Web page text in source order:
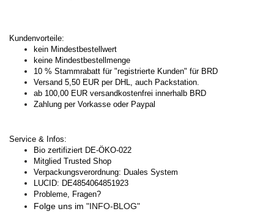
Kundenvorteile:
kein Mindestbestellwert
keine Mindestbestellmenge
10 % Stammrabatt für "registrierte Kunden" für BRD
Versand 5,50 EUR per DHL, auch Packstation.
ab 100,00 EUR versandkostenfrei innerhalb BRD
Zahlung per Vorkasse oder Paypal
Service & Infos:
Bio zertifiziert DE-ÖKO-022
Mitglied Trusted Shop
Verpackungsverordnung: Duales System
LUCID: DE4854064851923
Probleme, Fragen?
Folge uns im "INFO-BLOG"